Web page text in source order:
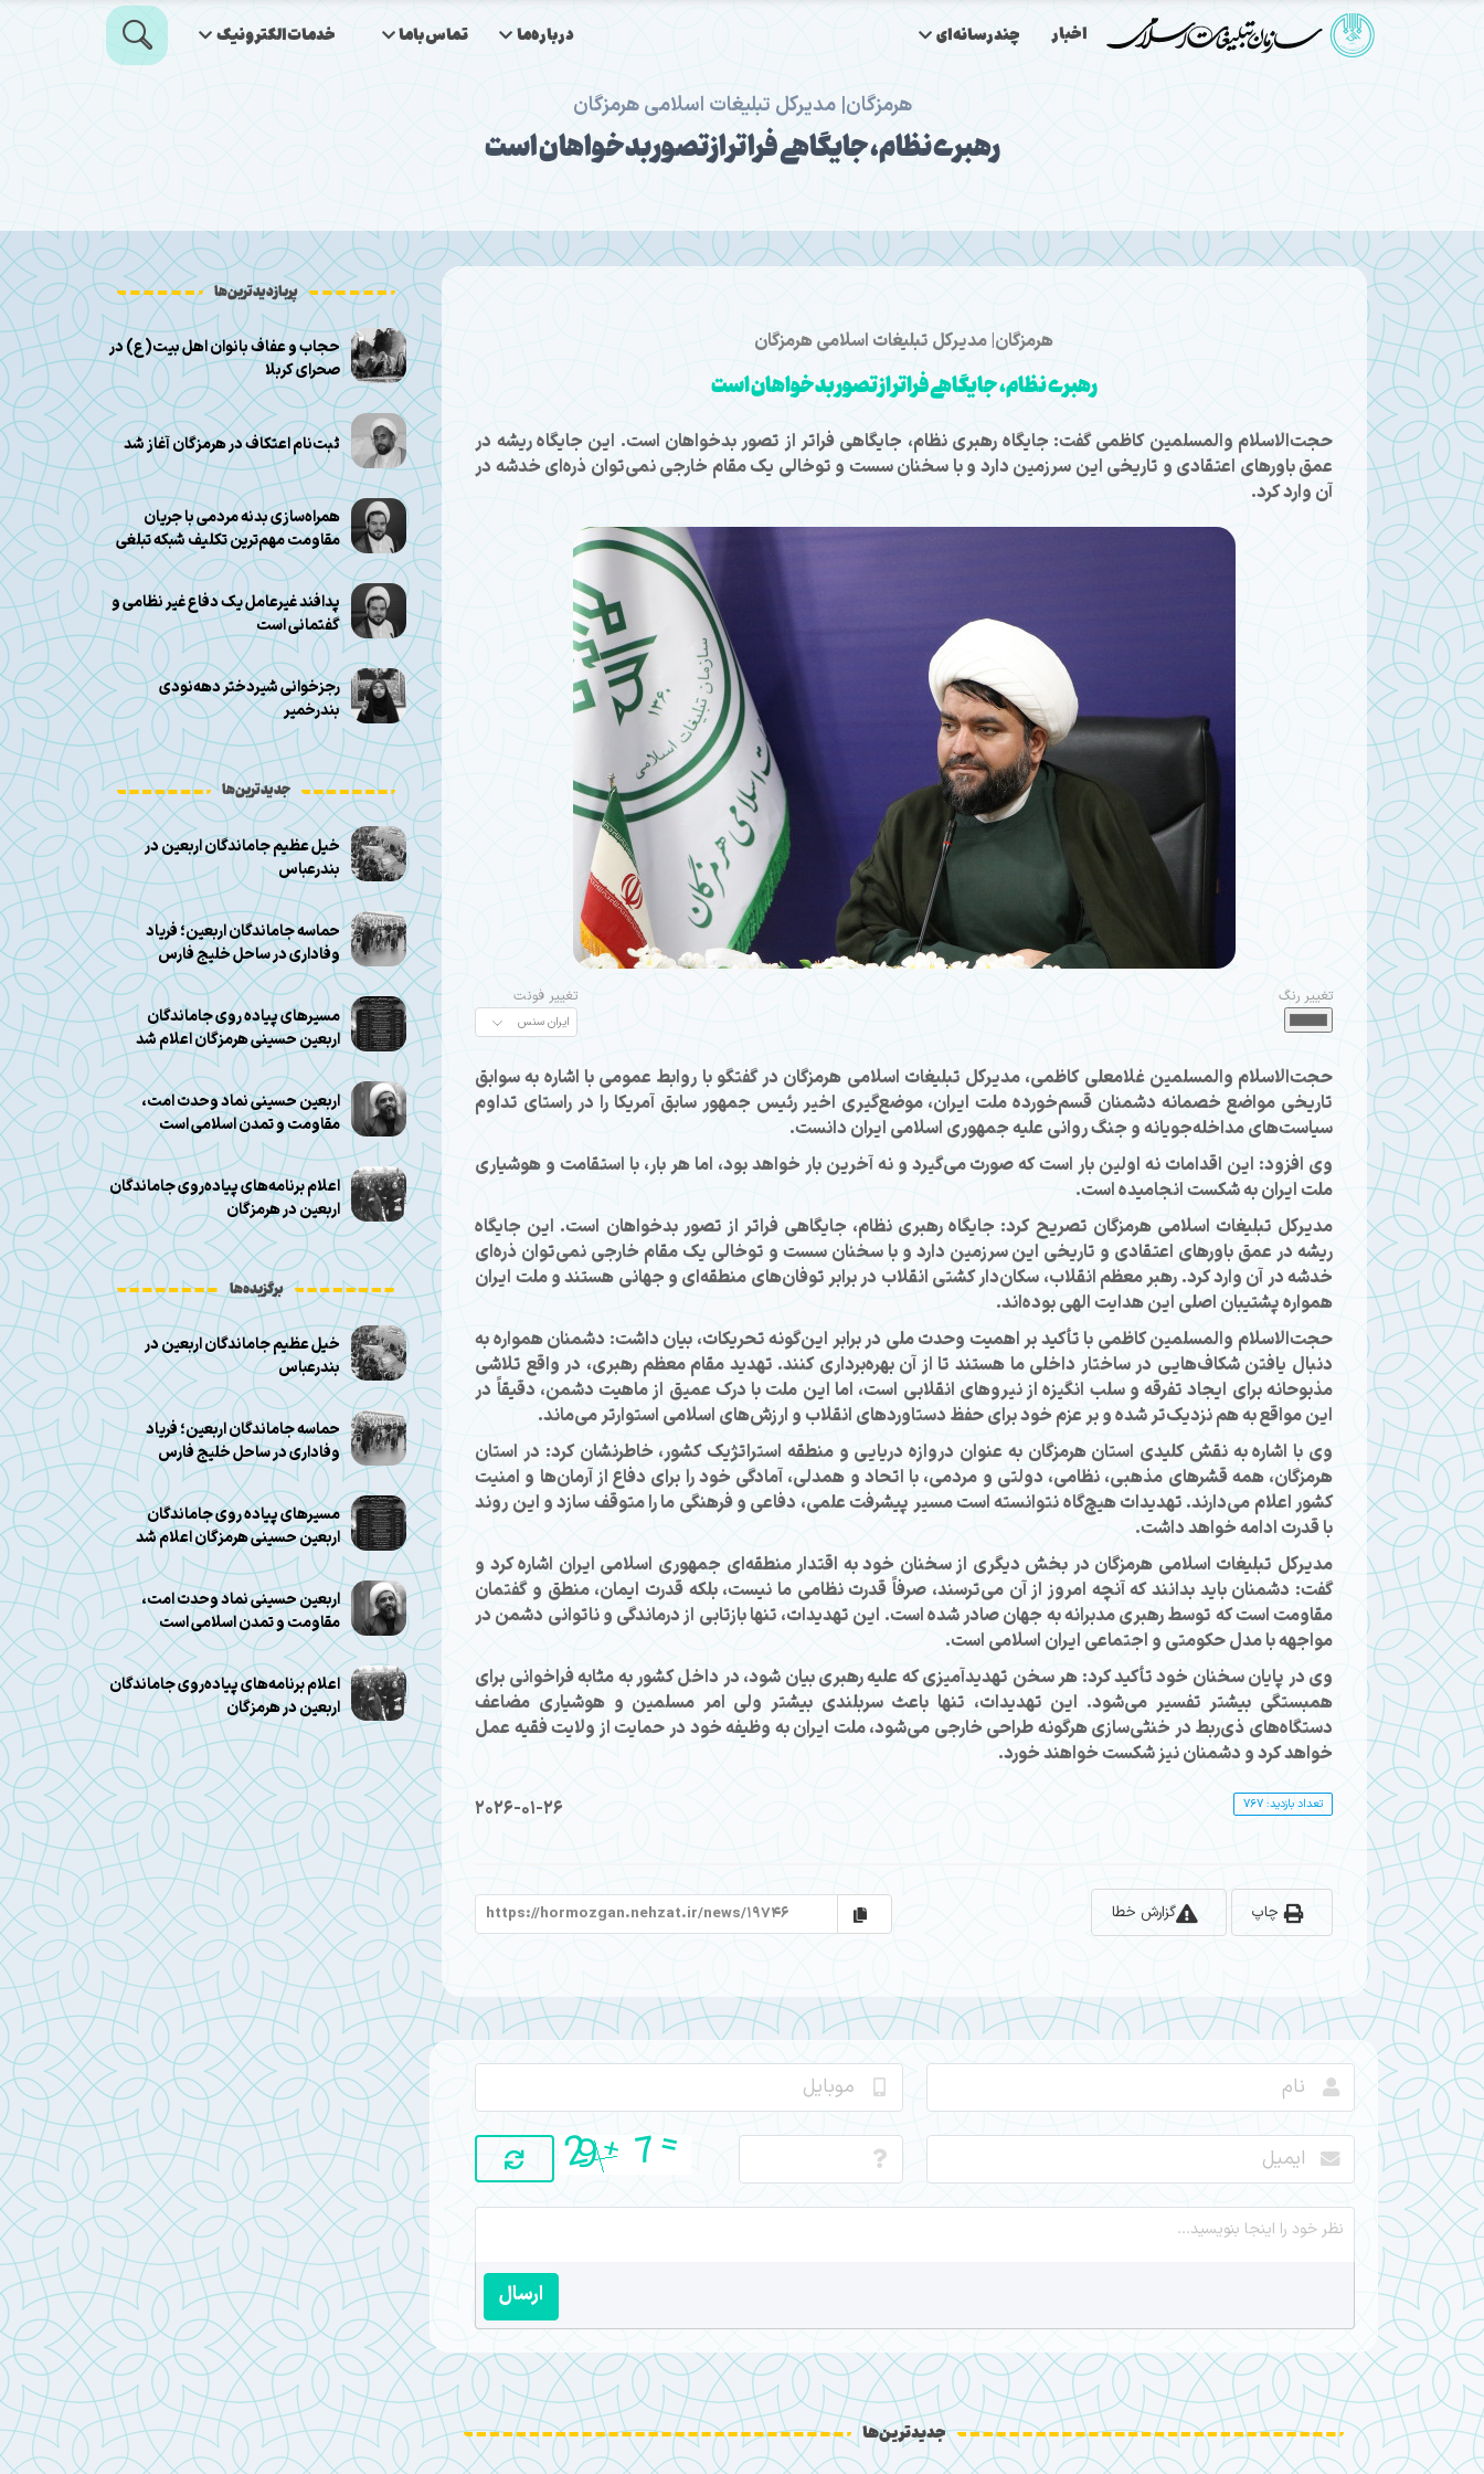
اخبار چندرسانه‌ای درباره‌ما تماس‌باما خدمات‌الکترونیک
هرمزگان| مدیرکل تبلیغات اسلامی هرمزگان
رهبری نظام، جایگاهی فراتر از تصور بدخواهان است
هرمزگان| مدیرکل تبلیغات اسلامی هرمزگان
رهبری نظام، جایگاهی فراتر از تصور بدخواهان است
حجت‌الاسلام والمسلمین کاظمی گفت: جایگاه رهبری نظام، جایگاهی فراتر از تصور بدخواهان است. این جایگاه ریشه در
عمق باورهای اعتقادی و تاریخی این سرزمین دارد و با سخنان سست و توخالی یک مقام خارجی نمی‌توان ذره‌ای خدشه در
آن وارد کرد.
تغییر رنگ تغییر فونت
حجت‌الاسلام والمسلمین غلامعلی کاظمی، مدیرکل تبلیغات اسلامی هرمزگان در گفتگو با روابط عمومی با اشاره به سوابق
تاریخی مواضع خصمانه دشمنان قسم‌خورده ملت ایران، موضع‌گیری اخیر رئیس جمهور سابق آمریکا را در راستای تداوم
سیاست‌های مداخله‌جویانه و جنگ روانی علیه جمهوری اسلامی ایران دانست.
وی افزود: این اقدامات نه اولین بار است که صورت می‌گیرد و نه آخرین بار خواهد بود، اما هر بار، با استقامت و هوشیاری
ملت ایران به شکست انجامیده است.
مدیرکل تبلیغات اسلامی هرمزگان تصریح کرد: جایگاه رهبری نظام، جایگاهی فراتر از تصور بدخواهان است. این جایگاه
ریشه در عمق باورهای اعتقادی و تاریخی این سرزمین دارد و با سخنان سست و توخالی یک مقام خارجی نمی‌توان ذره‌ای
خدشه در آن وارد کرد. رهبر معظم انقلاب، سکان‌دار کشتی انقلاب در برابر توفان‌های منطقه‌ای و جهانی هستند و ملت ایران
همواره پشتیبان اصلی این هدایت الهی بوده‌اند.
حجت‌الاسلام والمسلمین کاظمی با تأکید بر اهمیت وحدت ملی در برابر این‌گونه تحریکات، بیان داشت: دشمنان همواره به
دنبال یافتن شکاف‌هایی در ساختار داخلی ما هستند تا از آن بهره‌برداری کنند. تهدید مقام معظم رهبری، در واقع تلاشی
مذبوحانه برای ایجاد تفرقه و سلب انگیزه از نیروهای انقلابی است، اما این ملت با درک عمیق از ماهیت دشمن، دقیقاً در
این مواقع به هم نزدیک‌تر شده و بر عزم خود برای حفظ دستاوردهای انقلاب و ارزش‌های اسلامی استوارتر می‌ماند.
وی با اشاره به نقش کلیدی استان هرمزگان به عنوان دروازه دریایی و منطقه استراتژیک کشور، خاطرنشان کرد: در استان
هرمزگان، همه قشرهای مذهبی، نظامی، دولتی و مردمی، با اتحاد و همدلی، آمادگی خود را برای دفاع از آرمان‌ها و امنیت
کشور اعلام می‌دارند. تهدیدات هیچ‌گاه نتوانسته است مسیر پیشرفت علمی، دفاعی و فرهنگی ما را متوقف سازد و این روند
با قدرت ادامه خواهد داشت.
مدیرکل تبلیغات اسلامی هرمزگان در بخش دیگری از سخنان خود به اقتدار منطقه‌ای جمهوری اسلامی ایران اشاره کرد و
گفت: دشمنان باید بدانند که آنچه امروز از آن می‌ترسند، صرفاً قدرت نظامی ما نیست، بلکه قدرت ایمان، منطق و گفتمان
مقاومت است که توسط رهبری مدبرانه به جهان صادر شده است. این تهدیدات، تنها بازتابی از درماندگی و ناتوانی دشمن در
مواجهه با مدل حکومتی و اجتماعی ایران اسلامی است.
وی در پایان سخنان خود تأکید کرد: هر سخن تهدیدآمیزی که علیه رهبری بیان شود، در داخل کشور به مثابه فراخوانی برای
همبستگی بیشتر تفسیر می‌شود. این تهدیدات، تنها باعث سربلندی بیشتر ولی امر مسلمین و هوشیاری مضاعف
دستگاه‌های ذی‌ربط در خنثی‌سازی هرگونه طراحی خارجی می‌شود، ملت ایران به وظیفه خود در حمایت از ولایت فقیه عمل
خواهد کرد و دشمنان نیز شکست خواهند خورد.
2026-01-26 تعداد بازدید: 767
گزارش خطا چاپ
ارسال
جدیدترین‌ها
پربازدیدترین‌ها
حجاب و عفاف بانوان اهل بیت(ع) در
صحرای کربلا
ثبت‌نام اعتکاف در هرمزگان آغاز شد
همراه‌سازی بدنه مردمی با جریان
مقاومت مهم‌ترین تکلیف شبکه تبلغی
پدافند غیرعامل یک دفاع غیر نظامی و
گفتمانی است
رجزخوانی شیر‌دختر دهه‌نودی
بندرخمیر
جدیدترین‌ها
خیل عظیم جاماندگان اربعین در
بندرعباس
حماسه جاماندگان اربعین؛ فریاد
وفاداری در ساحل خلیج فارس
مسیرهای پیاده روی جاماندگان
اربعین حسینی هرمزگان اعلام شد
اربعین حسینی نماد وحدت امت،
مقاومت و تمدن اسلامی است
اعلام برنامه‌های پیاده‌روی جاماندگان
اربعین در هرمزگان
برگزیده‌ها
خیل عظیم جاماندگان اربعین در
بندرعباس
حماسه جاماندگان اربعین؛ فریاد
وفاداری در ساحل خلیج فارس
مسیرهای پیاده روی جاماندگان
اربعین حسینی هرمزگان اعلام شد
اربعین حسینی نماد وحدت امت،
مقاومت و تمدن اسلامی است
اعلام برنامه‌های پیاده‌روی جاماندگان
اربعین در هرمزگان